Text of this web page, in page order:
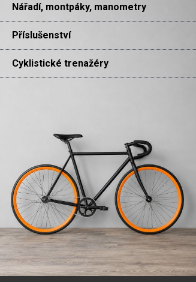
Nářadí, montpáky, manometry
Příslušenství
Cyklistické trenažéry